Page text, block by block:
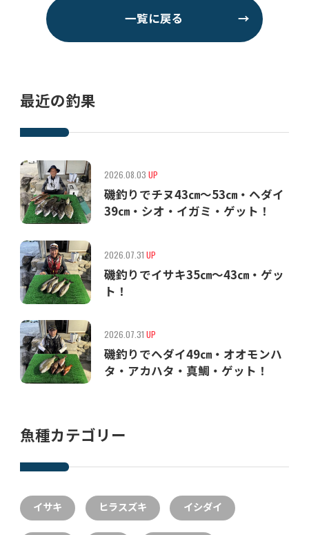
一覧に戻る →
最近の釣果
2026.08.03 UP
磯釣りでチヌ43㎝〜53㎝・ヘダイ
39㎝・シオ・イガミ・ゲット！
2026.07.31 UP
磯釣りでイサキ35㎝〜43㎝・ゲッ
ト！
2026.07.31 UP
磯釣りでヘダイ49㎝・オオモンハ
タ・アカハタ・真鯛・ゲット！
魚種カテゴリー
イサキ ヒラスズキ イシダイ